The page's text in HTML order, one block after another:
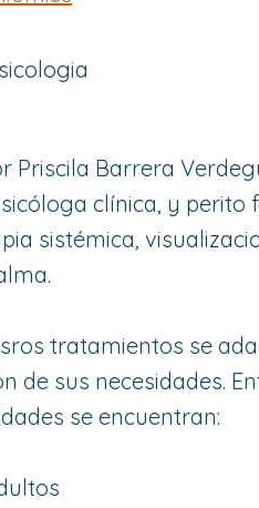
Priscila Barrera
clínica, y perito
sistémica,
tratamientos se
de sus necesidades.
se encuentran: